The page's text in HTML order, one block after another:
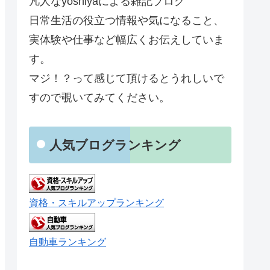
日常生活の役立つ情報や気になること、
実体験や仕事など幅広くお伝えしていま
す。
マジ！？って感じて頂けるとうれしいで
すので覗いてみてください。
人気ブログランキング
資格・スキルアップランキング
自動車ランキング